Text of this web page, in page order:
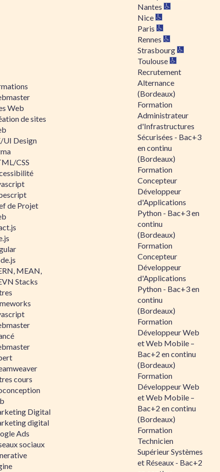
Web
de sites
UI Design
CSS
de Projet
MEAN,
Stacks
cours
Digital
digital
Ads
sociaux
Nantes
Nice
Paris
Rennes
Strasbourg
Toulouse
Recrutement
Alternance
(Bordeaux)
Formation
Administrateur
d'Infrastructures
Sécurisées - Bac+3
en continu
(Bordeaux)
Formation
Concepteur
Développeur
d'Applications
Python - Bac+3 en
continu
(Bordeaux)
Formation
Concepteur
Développeur
d'Applications
Python - Bac+3 en
continu
(Bordeaux)
Formation
Développeur Web
et Web Mobile –
Bac+2 en continu
(Bordeaux)
Formation
Développeur Web
et Web Mobile –
Bac+2 en continu
(Bordeaux)
Formation
Technicien
Supérieur Systèmes
et Réseaux - Bac+2